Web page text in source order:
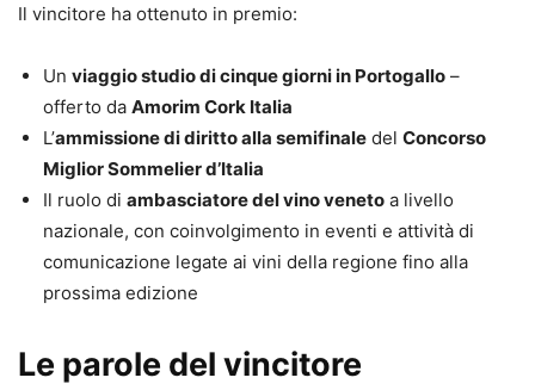
Il vincitore ha ottenuto in premio:
Un viaggio studio di cinque giorni in Portogallo –
offerto da Amorim Cork Italia
L’ammissione di diritto alla semifinale del Concorso
Miglior Sommelier d’Italia
Il ruolo di ambasciatore del vino veneto a livello
nazionale, con coinvolgimento in eventi e attività di
comunicazione legate ai vini della regione fino alla
prossima edizione
Le parole del vincitore